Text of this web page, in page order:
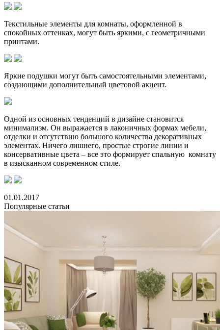
Текстильные элементы для комнаты, оформленной в
спокойных оттенках, могут быть яркими, с геометричными
принтами.
Яркие подушки могут быть самостоятельными элементами,
создающими дополнительный цветовой акцент.
Одной из основных тенденций в дизайне становится
минимализм. Он выражается в лаконичных формах мебели,
отделки и отсутствию большого количества декоративных
элементах. Ничего лишнего, простые строгие линии и
консервативные цвета – все это формирует спальную комнату
в изысканном современном стиле.
01.01.2017
Популярные статьи